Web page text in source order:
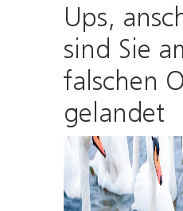
Ups,
sind Sie
falschen
gelandet